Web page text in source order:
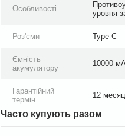
Особливості
уровня
Роз'єми Type-C
Ємність
акумулятору
10000
Гарантійний
термін
12
Часто купують разом